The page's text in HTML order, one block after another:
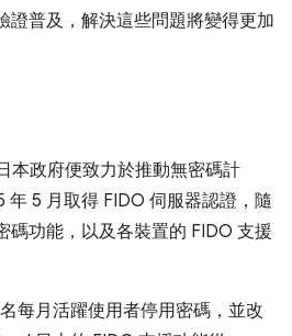
證普及，解決這些問題將變得更加
本政府便致力於推動無密碼計
年 5 月取得 FIDO 伺服器認證，隨
碼功能，以及各裝置的 FIDO 支援
每月活躍使用者停用密碼，並改